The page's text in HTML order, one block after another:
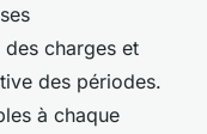
charges et
des périodes.
à chaque